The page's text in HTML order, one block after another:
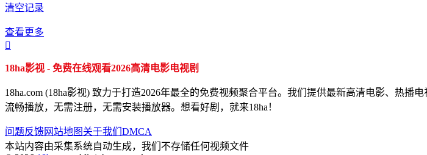
清空记录
查看更多

18ha影视 - 免费在线观看2026高清电影电视剧
18ha.com (18ha影视) 致力于打造2026年最全的免费视频聚合平台。我们提供最新高清电影、热
流畅播放，无需注册，无需安装播放器。想看好剧，就来18ha！
问题反馈网站地图 关于我们 DMCA
本站内容由采集系统自动生成，我们不存储任何视频文件